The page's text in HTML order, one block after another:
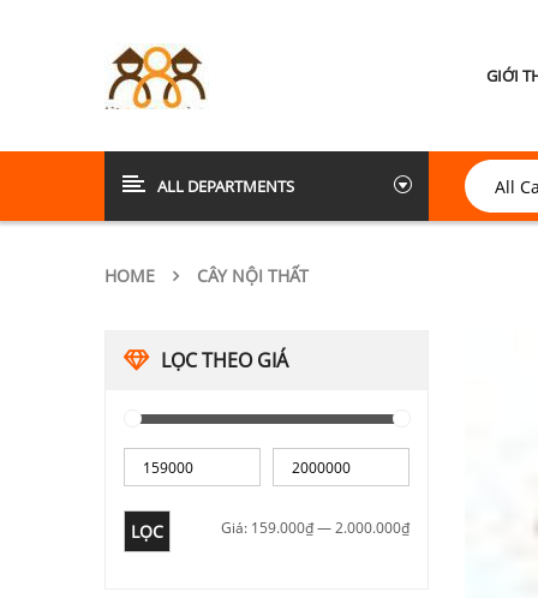
GIỚI
ALL DEPARTMENTS
HOME CÂY NỘI THẤT
LỌC THEO GIÁ
LỌC Giá: 159.000₫—2.000.000₫